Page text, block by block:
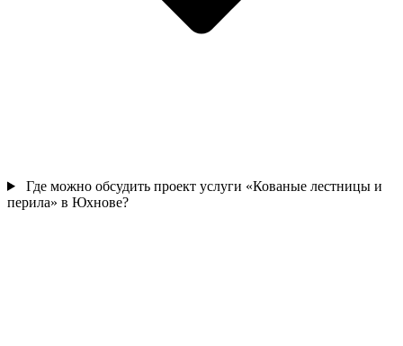
Где можно обсудить проект услуги «Кованые лестницы и
перила» в Юхнове?